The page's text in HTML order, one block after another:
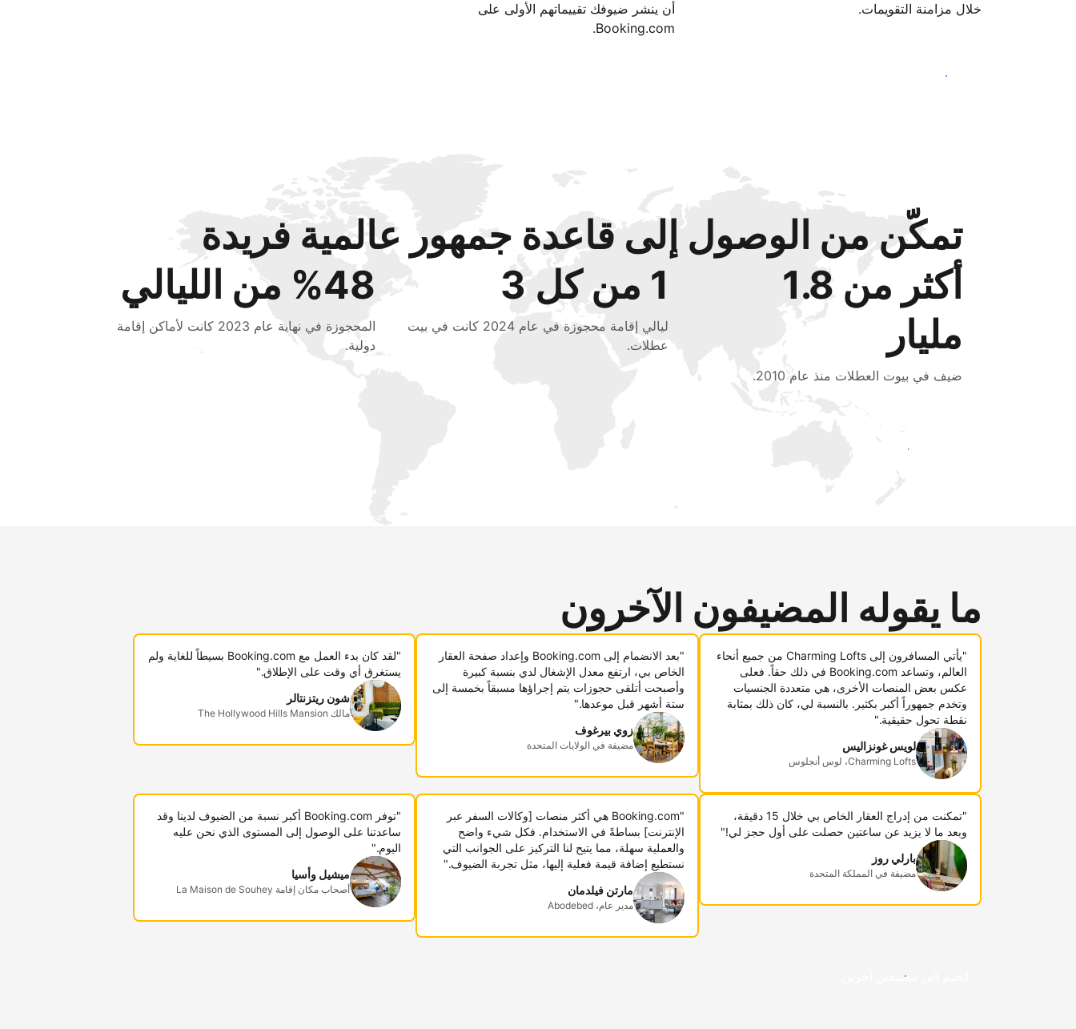
خلال مزامنة التقويمات.
أن ينشر ضيوفك تقييماتهم الأولى على
Booking.com.
ابدأ اليوم
تمكّن من الوصول إلى قاعدة جمهور عالمية فريدة
أكثر من 1.8
مليار
ضيف في بيوت العطلات منذ عام 2010.
1 من كل 3
ليالي إقامة محجوزة في عام 2024 كانت في بيت
عطلات.
48‏% من الليالي
المحجوزة في نهاية عام 2023 كانت لأماكن إقامة
دولية.
اجذب ضيوف جدد اليوم
ما يقوله المضيفون الآخرون
"يأتي المسافرون إلى Charming Lofts من جميع أنحاء
العالم، وتساعد Booking.com في ذلك حقاً. فعلى
عكس بعض المنصات الأخرى، هي متعددة الجنسيات
وتخدم جمهوراً أكبر بكثير. بالنسبة لي، كان ذلك بمثابة
نقطة تحول حقيقية."
لويس غونزاليس
Charming Lofts، لوس أنجلوس
"بعد الانضمام إلى Booking.com وإعداد صفحة العقار
الخاص بي، ارتفع معدل الإشغال لدي بنسبة كبيرة
وأصبحت أتلقى حجوزات يتم إجراؤها مسبقاً بخمسة إلى
ستة أشهر قبل موعدها."
زوي بيرغوف
مضيفة في الولايات المتحدة
"لقد كان بدء العمل مع Booking.com بسيطاً للغاية ولم
يستغرق أي وقت على الإطلاق."
شون ريتزنتالر
مالك The Hollywood Hills Mansion
"تمكنت من إدراج العقار الخاص بي خلال 15 دقيقة،
وبعد ما لا يزيد عن ساعتين حصلت على أول حجز لي!"
بارلي روز
مضيفة في المملكة المتحدة
"Booking.com هي أكثر منصات [وكالات السفر عبر
الإنترنت] بساطةً في الاستخدام. فكل شيء واضح
والعملية سهلة، مما يتيح لنا التركيز على الجوانب التي
نستطيع إضافة قيمة فعلية إليها، مثل تجربة الضيوف."
مارتن فيلدمان
مدير عام، Abodebed
"توفر Booking.com أكبر نسبة من الضيوف لدينا وقد
ساعدتنا على الوصول إلى المستوى الذي نحن عليه
اليوم."
ميشيل وأسيا
أصحاب مكان إقامة La Maison de Souhey
انضم إلى مضيفين آخرين